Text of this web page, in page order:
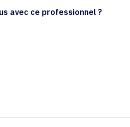
avec ce professionnel ?